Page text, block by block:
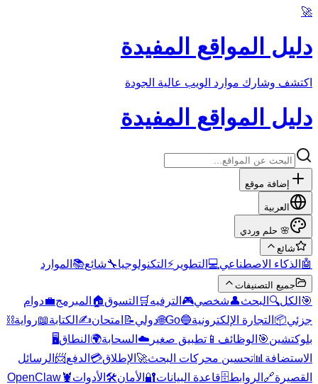
🚀
دليل المواقع المفيدة
اكتشف وشارك موارد الويب عالية الجودة
دليل المواقع المفيدة
إضافة موقع
العربية
🌸 حلم وردي
شائع
🤖 الذكاء الاصطناعي💻 التطوير ⚡ التكنولوجيا🔧شائع📚 الموارد
جميع التصنيفات
🎯 الكل🔍 البحث👤شخصي🎮 الترفيه 🛒 التسوق🏠 المبرمج💼دوام
جزئي📦 التجارة الإلكترونية🔵
Go
🌐دولي📝 امتحان✍️ الكتابة📖رواية⛓️
بلوكتشين🎯 الوظائف 📱 تطبيق صغير ☁️ السحابة🌍 النطاق🖥️
الاستضافة 📊تحسين محركات البحث🚀 الإطلاق💳 الدفع📨 الرسائل
القصيرة🔗 الروابط🗄️قاعدة البيانات🔐 الأمان🛠️ الأدوات🦞
OpenClaw